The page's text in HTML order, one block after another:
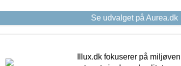
Se udvalget på Aurea.dk
Illux.dk fokuserer på